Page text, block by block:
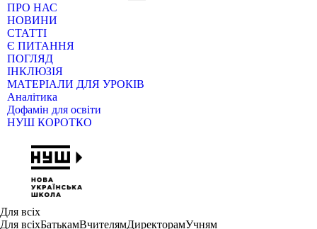
ПРО НАС
НОВИНИ
СТАТТІ
Є ПИТАННЯ
ПОГЛЯД
ІНКЛЮЗІЯ
МАТЕРІАЛИ ДЛЯ УРОКІВ
Аналітика
Дофамін для освіти
НУШ КОРОТКО
Для всіх
Для всіхБатькамВчителямДиректорамУчням